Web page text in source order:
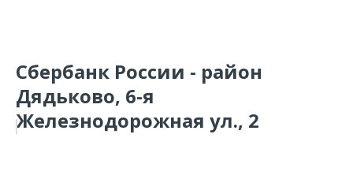
Сбербанк России - район
Дядьково, 6-я
Железнодорожная ул., 2